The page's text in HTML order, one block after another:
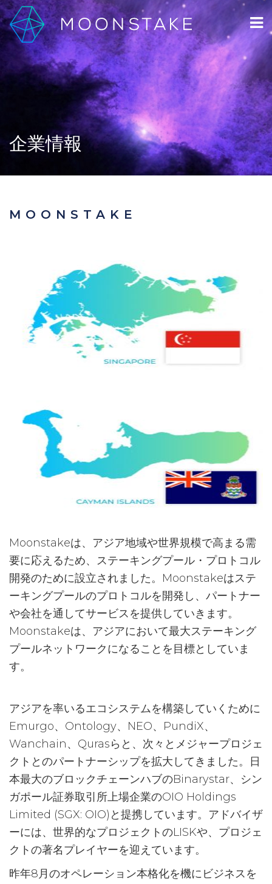
企業情報
MOONSTAKE
Moonstakeは、アジア地域や世界規模で高まる需
要に応えるため、ステーキングプール・プロトコル
開発のために設立されました。Moonstakeはステ
ーキングプールのプロトコルを開発し、パートナー
や会社を通してサービスを提供していきます。
Moonstakeは、アジアにおいて最大ステーキング
プールネットワークになることを目標としていま
す。
アジアを率いるエコシステムを構築していくために
Emurgo、Ontology、NEO、PundiX、
Wanchain、Qurasらと、次々とメジャープロジェ
クトとのパートナーシップを拡大してきました。日
本最大のブロックチェーンハブのBinarystar、シン
ガポール証券取引所上場企業のOIO Holdings
Limited (SGX: OIO)と提携しています。アドバイザ
ーには、世界的なプロジェクトのLISKや、プロジェ
クトの著名プレイヤーを迎えています。
昨年8月のオペレーション本格化を機にビジネスを